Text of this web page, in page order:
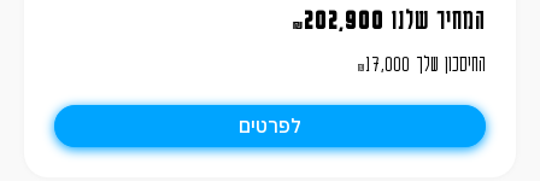
המחיר שלנו ₪202,900
החיסכון שלך ₪17,000
לפרטים